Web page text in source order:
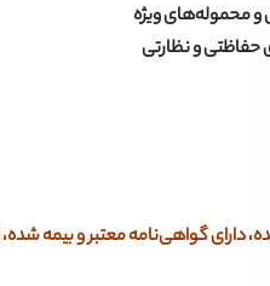
محموله‌های ویژه
حفاظتی و نظارتی
دارای گواهی‌نامه معتبر و بیمه